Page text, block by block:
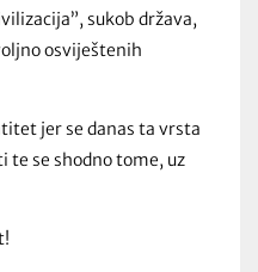
sukob država,
osviještenih
jer se danas ta vrsta
se shodno tome, uz